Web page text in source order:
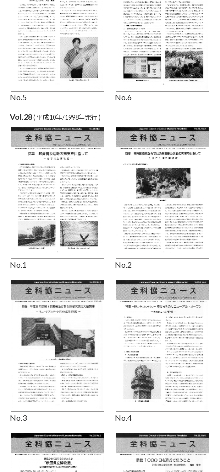
No.5 No.6
Vol.28( 平成10年/1998年発行 )
No.1 No.2
No.3 No.4